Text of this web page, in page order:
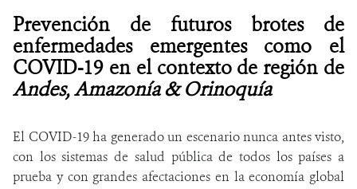
Prevención de futuros brotes de
enfermedades emergentes como el
COVID-19 en el contexto de región de
Andes, Amazonía & Orinoquía
El COVID-19 ha generado un escenario nunca antes visto,
con los sistemas de salud pública de todos los países a
prueba y con grandes afectaciones en la economía global